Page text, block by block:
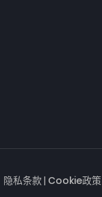
隐私条款| Cookie政策